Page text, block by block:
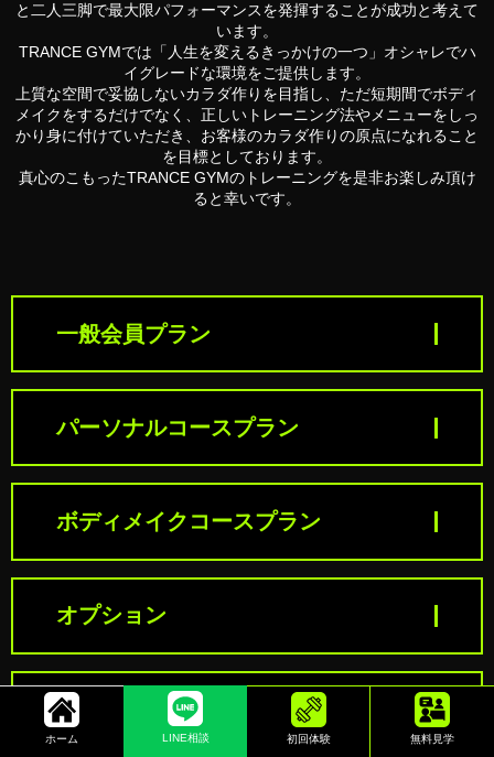
と⼆⼈三脚で最⼤限パフォーマンスを発揮することが成功と考えて
います。
TRANCE GYMでは「⼈⽣を変えるきっかけの⼀つ」オシャレでハ
イグレードな環境をご提供します。
上質な空間で妥協しないカラダ作りを⽬指し、ただ短期間でボディ
メイクをするだけでなく、正しいトレーニング法やメニューをしっ
かり⾝に付けていただき、お客様のカラダ作りの原点になれること
を⽬標としております。
真⼼のこもったTRANCE GYMのトレーニングを是⾮お楽しみ頂け
ると幸いです。
一般会員プラン
パーソナルコースプラン
ボディメイクコースプラン
オプション
新規入会料金
ホーム LINE相談 初回体験 無料見学